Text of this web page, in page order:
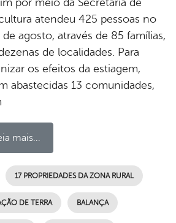
atendeu 425 pessoas no
de agosto, através de 85 famílias,
de localidades. Para
os efeitos da estiagem,
abastecidas 13 comunidades,
mais...
17 PROPRIEDADES DA ZONA RURAL
DE TERRA BALANÇA